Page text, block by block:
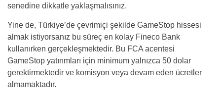
senedine dikkatle yaklaşmalısınız.
Yine de, Türkiye’de çevrimiçi şekilde GameStop hissesi
almak istiyorsanız bu süreç en kolay Fineco Bank
kullanırken gerçekleşmektedir. Bu FCA acentesi
GameStop yatırımları için minimum yalnızca 50 dolar
gerektirmektedir ve komisyon veya devam eden ücretler
almamaktadır.